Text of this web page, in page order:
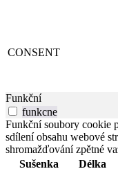
CONSENT
Funkční
funkcne
Funkční soubory cookie
sdílení obsahu webové
shromažďování zpětné
Sušenka
Délka